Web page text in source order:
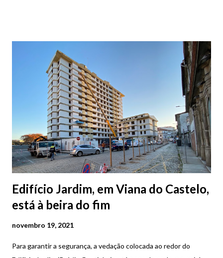
Edifício Jardim, em Viana do Castelo,
está à beira do fim
novembro 19, 2021
Para garantir a segurança, a vedação colocada ao redor do